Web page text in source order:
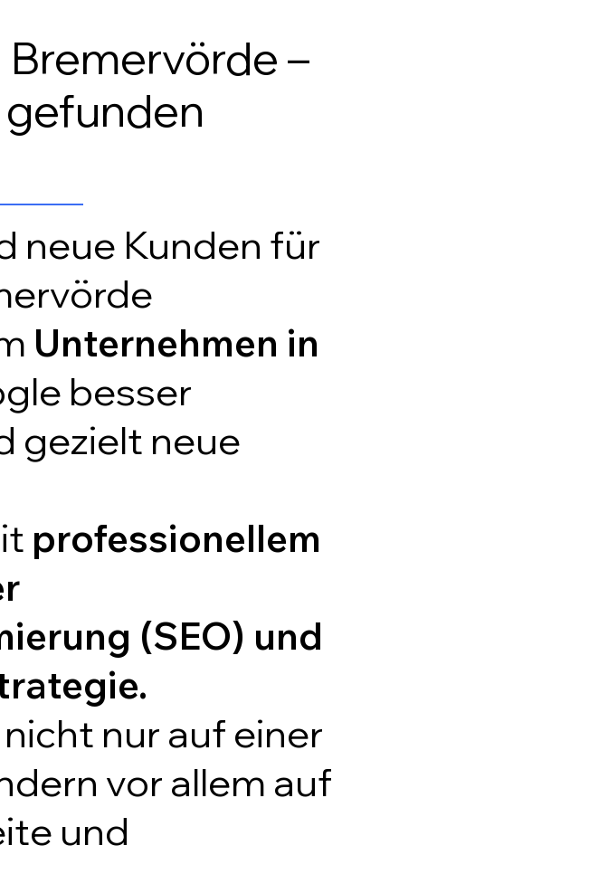
–
neue Kunden für
Unternehmen in
besser
gezielt neue
professionellem
(SEO) und
nur auf einer
vor allem auf
und